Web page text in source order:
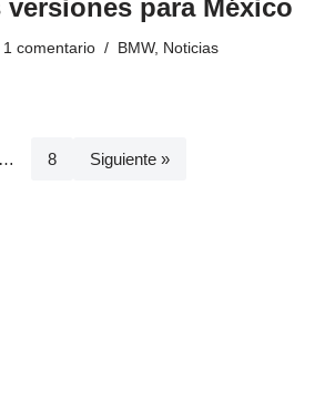
versiones para México
1 comentario BMW, Noticias
… 8 Siguiente »